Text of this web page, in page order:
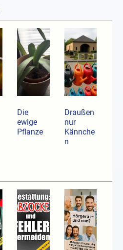
Die
ewige
Pflanze
Draußen
nur
Kännche
n